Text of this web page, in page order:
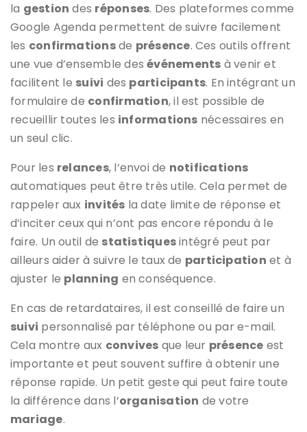
la gestion des réponses. Des plateformes comme
Google Agenda permettent de suivre facilement
les confirmationsde présence. Ces outils offrent
une vue d’ensemble desévénements à venir et
facilitent le suivi des participants. En intégrant un
formulaire de confirmation, il est possible de
recueillir toutes les informations nécessaires en
un seul clic.
Pour les relances, l’envoi de notifications
automatiques peut être très utile. Cela permet de
rappeler aux invités la date limite de réponse et
d’inciter ceux qui n’ont pas encore répondu à le
faire. Un outil de statistiquesintégré peut par
ailleurs aider à suivre le taux de participation et à
ajuster le planning en conséquence.
En cas de retardataires, il est conseillé de faire un
suivi personnalisé par téléphone ou par e-mail.
Cela montre aux convives que leur présence est
importante et peut souvent suffire à obtenir une
réponse rapide. Un petit geste qui peut faire toute
la différence dans l’organisation de votre
mariage.